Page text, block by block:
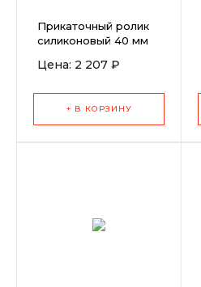
Прикаточный ролик
силиконовый 40 мм
Цена: 2 207 ₽
+ В КОРЗИНУ